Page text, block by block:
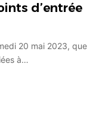
d’entrée
20 mai 2023, que
à…